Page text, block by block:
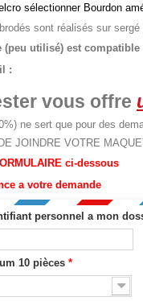
sélectionner Bourdon
sont réalisés sur sergé
(peu utilisé) est
:
vous offre
ne sert que pour des
JOINDRE VOTRE
ci-dessous
a votre demande
personnel a mon
10 pièces *